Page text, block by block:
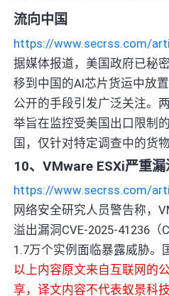
流向中国
https://www.secrss.com/
据媒体报道，美国政府已秘
移到中国的AI芯片货运中放
公开的手段引发广泛关注。
举旨在监控受美国出口限制
国，仅针对特定调查中的货物
10、VMware ESXi严重
https://www.secrss.com/
网络安全研究人员警告称，
溢出漏洞CVE-2025-41236（
1.7万个实例面临暴露威胁。
以上内容原文来自互联网的
享，译文内容不代表蚁景科